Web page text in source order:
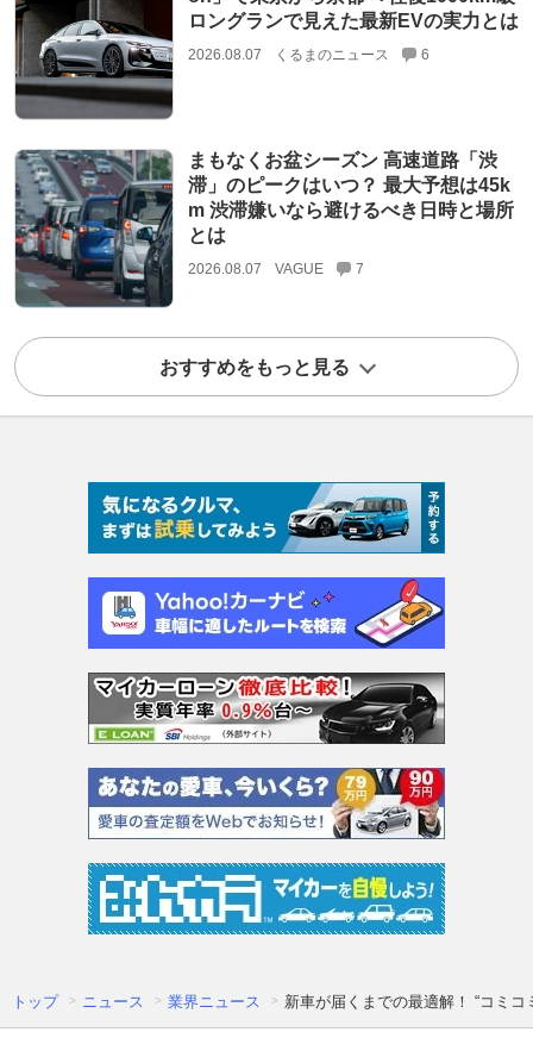
ロングランで見えた最新EVの実力とは
2026.08.07 くるまのニュース 6
まもなくお盆シーズン 高速道路「渋
滞」のピークはいつ？ 最大予想は45k
m 渋滞嫌いなら避けるべき日時と場所
とは
2026.08.07 VAGUE 7
おすすめをもっと見る
トップ ニュース 業界ニュース 新車が届くまでの最適解！ “コミ